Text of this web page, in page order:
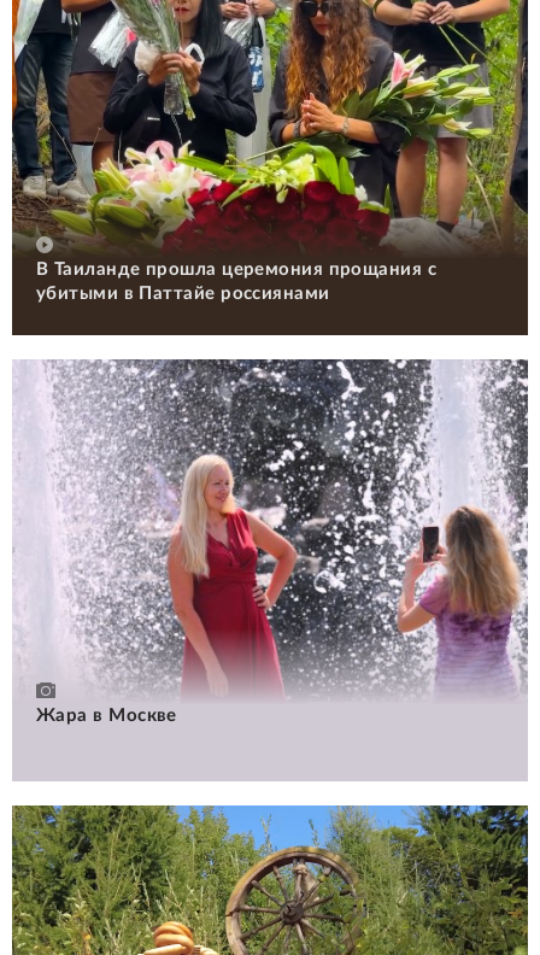
В Таиланде прошла церемония прощания с
убитыми в Паттайе россиянами
Жара в Москве